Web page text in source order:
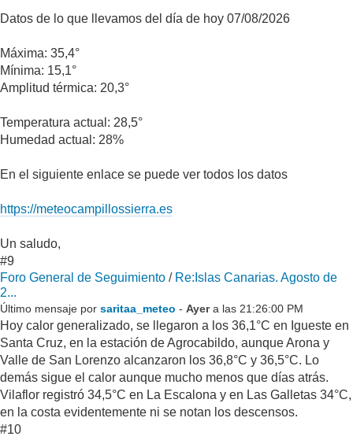
Datos de lo que llevamos del día de hoy 07/08/2026
Máxima: 35,4°
Mínima: 15,1°
Amplitud térmica: 20,3°
Temperatura actual: 28,5°
Humedad actual: 28%
En el siguiente enlace se puede ver todos los datos
https://meteocampillossierra.es
Un saludo,
#9
Foro General de Seguimiento / Re:Islas Canarias. Agosto de
2...
Último mensaje por saritaa_meteo - Ayera las 21:26:00 PM
Hoy calor generalizado, se llegaron a los 36,1°C en Igueste en
Santa Cruz, en la estación de Agrocabildo, aunque Arona y
Valle de San Lorenzo alcanzaron los 36,8°C y 36,5°C. Lo
demás sigue el calor aunque mucho menos que días atrás.
Vilaflor registró 34,5°C en La Escalona y en Las Galletas 34°C,
en la costa evidentemente ni se notan los descensos.
#10